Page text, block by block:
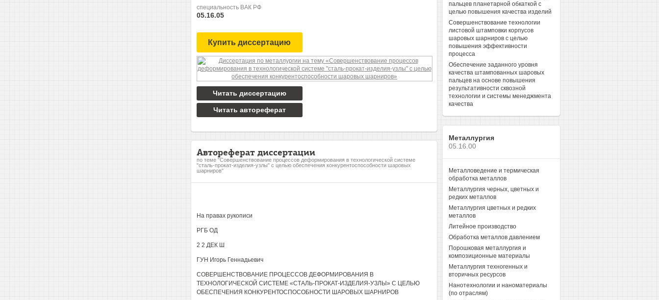
специальность ВАК РФ
05.16.05
Купить диссертацию
Читать диссертацию
Читать автореферат
Автореферат диссертации
по теме "Совершенствование процессов деформирования в технологической системе
"сталь-прокат-изделия-узлы" с целью обеспечения конкурентоспособности шаровых
шарниров"
На правах рукописи
РГБ ОД
2 2 ДЕК Ш
ГУН Игорь Геннадьевич
СОВЕРШЕНСТВОВАНИЕ ПРОЦЕССОВ ДЕФОРМИРОВАНИЯ В
ТЕХНОЛОГИЧЕСКОЙ СИСТЕМЕ «СТАЛЬ-ПРОКАТ-ИЗДЕЛИЯ-УЗЛЫ» С ЦЕЛЬЮ
ОБЕСПЕЧЕНИЯ КОНКУРЕНТОСПОСОБНОСТИ ШАРОВЫХ ШАРНИРОВ
пальцев планетарной обкаткой с
целью повышения качества изделий
Совершенствование технологии
листовой штамповки корпусов
шаровых шарниров с целью
повышения эффективности
процесса
Обеспечение заданного уровня
качества штампованных шаровых
пальцев на основе повышения
результативности сквозной
технологии и системы менеджмента
качества
Металлургия
05.16.00
Металловедение и термическая
обработка металлов
Металлургия черных, цветных и
редких металлов
Металлургия цветных и редких
металлов
Литейное производство
Обработка металлов давлением
Порошковая металлургия и
композиционные материалы
Металлургия техногенных и
вторичных ресурсов
Нанотехнологии и наноматериалы
(по отраслям)